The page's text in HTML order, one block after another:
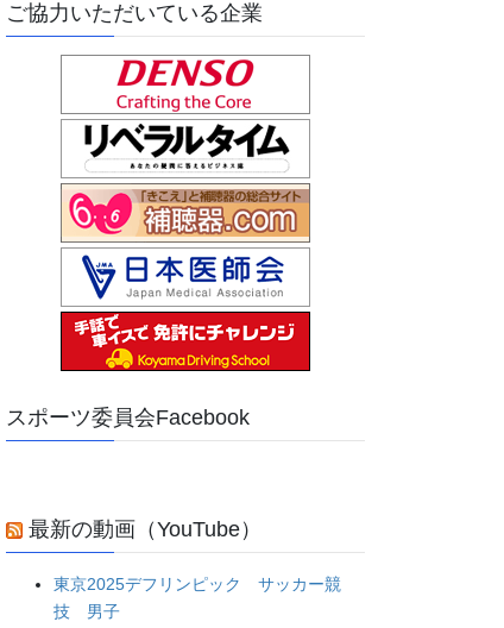
ご協力いただいている企業
スポーツ委員会Facebook
最新の動画（YouTube）
東京2025デフリンピック サッカー競
技 男子